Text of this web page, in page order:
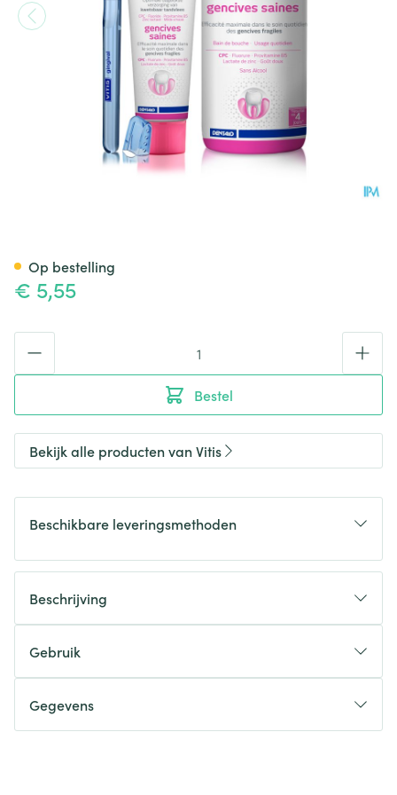
€ 5,55
Bestel
Op bestelling
Bekijk alle producten van Vitis
Beschikbare leveringsmethoden
Beschrijving
Gebruik
Gegevens